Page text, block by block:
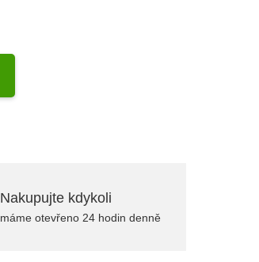
Nakupujte kdykoli
máme otevřeno 24 hodin denně